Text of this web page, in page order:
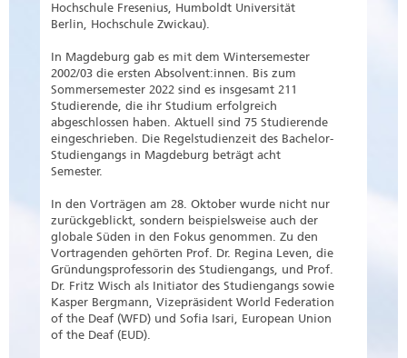
Hochschule Fresenius, Humboldt Universität
Berlin, Hochschule Zwickau).
In Magdeburg gab es mit dem Wintersemester
2002/03 die ersten Absolvent:innen. Bis zum
Sommersemester 2022 sind es insgesamt 211
Studierende, die ihr Studium erfolgreich
abgeschlossen haben. Aktuell sind 75 Studierende
eingeschrieben. Die Regelstudienzeit des Bachelor-
Studiengangs in Magdeburg beträgt acht
Semester.
In den Vorträgen am 28. Oktober wurde nicht nur
zurückgeblickt, sondern beispielsweise auch der
globale Süden in den Fokus genommen. Zu den
Vortragenden gehörten Prof. Dr. Regina Leven, die
Gründungsprofessorin des Studiengangs, und Prof.
Dr. Fritz Wisch als Initiator des Studiengangs sowie
Kasper Bergmann, Vizepräsident World Federation
of the Deaf (WFD) und Sofia Isari, European Union
of the Deaf (EUD).